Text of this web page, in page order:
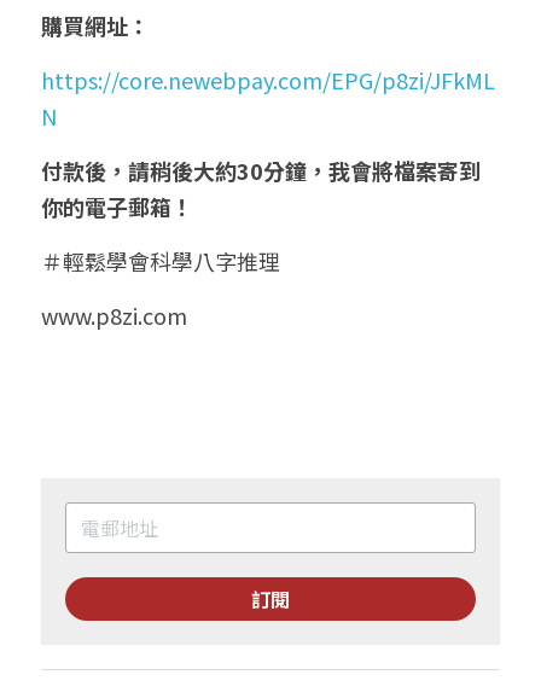
購買網址：
https://core.newebpay.com/EPG/p8zi/JFkML
N
付款後，請稍後大約30分鐘，我會將檔案寄到
你的電子郵箱！
＃輕鬆學會科學八字推理
www.p8zi.com
訂閱